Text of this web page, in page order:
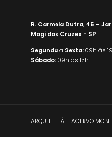
R. Carmela Dutra, 45 –
Mogi das Cruzes – SP
Segundaa Sexta:09h às
Sábado:09h às 15h
ARQUITETTÁ – ACERVO